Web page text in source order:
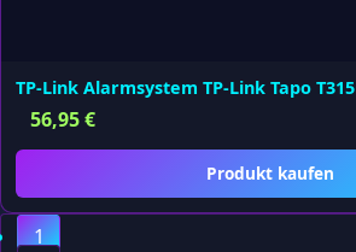
TP-Link Alarmsystem TP-Link Tapo T315
56,95€
Produkt kaufen
1